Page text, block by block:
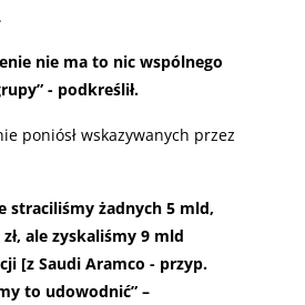
nie ma to nic wspólnego
- podkreślił.
poniósł wskazywanych przez
straciliśmy żadnych 5 mld,
ale zyskaliśmy 9 mld
[z Saudi Aramco - przyp.
to udowodnić” –